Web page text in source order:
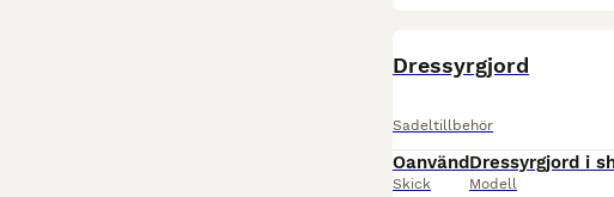
Dressyrgjord
Sadeltillbehör
Oanvänd
Skick
Dressyrgjord i
Modell